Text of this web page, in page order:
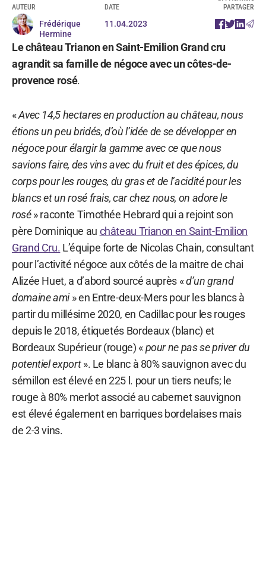
AUTEUR
Frédérique
Hermine
DATE
11.04.2023
PARTAGER
Le château Trianon en Saint-Emilion Grand cru
agrandit sa famille de négoce avec un côtes-de-
provence rosé.
«Avec 14,5 hectares en production au château, nous
étions un peu bridés, d’où l’idée de se développer en
négoce pour élargir la gamme avec ce que nous
savions faire, des vins avec du fruit et des épices, du
corps pour les rouges, du gras et de l’acidité pour les
blancs et un rosé frais, car chez nous, on adore le
rosé» raconte Timothée Hebrard qui a rejoint son
père Dominique au château Trianon en Saint-Emilion
Grand Cru. L’équipe forte de Nicolas Chain, consultant
pour l’activité négoce aux côtés de la maitre de chai
Alizée Huet, a d’abord sourcé auprès «d’un grand
domaine ami» en Entre-deux-Mers pour les blancs à
partir du millésime 2020, en Cadillac pour les rouges
depuis le 2018, étiquetés Bordeaux (blanc) et
Bordeaux Supérieur (rouge) «pour ne pas se priver du
potentiel export». Le blanc à 80% sauvignon avec du
sémillon est élevé en 225 l. pour un tiers neufs; le
rouge à 80% merlot associé au cabernet sauvignon
est élevé également en barriques bordelaises mais
de 2-3 vins.